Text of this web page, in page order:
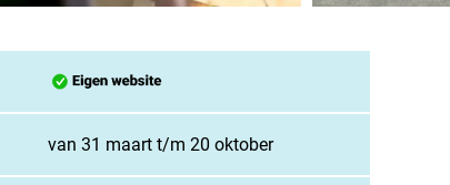
van 31 maart t/m 20 oktober